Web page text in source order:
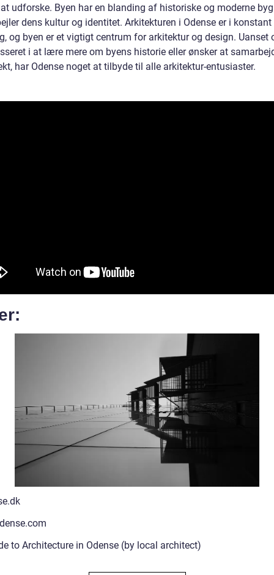
udforske. Byen har en blanding af historiske og moderne
dens kultur og identitet. Arkitekturen i Odense er i konstant
og byen er et vigtigt centrum for arkitektur og design. Uanset
i at lære mere om byens historie eller ønsker at
har Odense noget at tilbyde til alle arkitektur-entusiaster.
to Architecture in Odense (by local architect)